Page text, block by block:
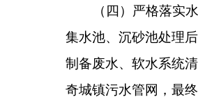
卫部门统一处理。一般固体
机械设备检修产生的废
应处理资质的单位进行后续
在厂区内暂存。危废贮存应